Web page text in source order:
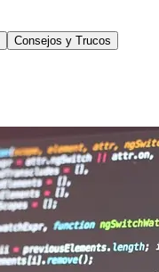
Consejos y Trucos